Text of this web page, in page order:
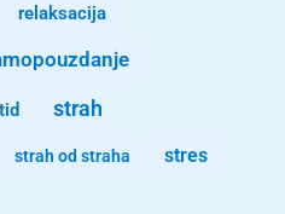
relaksacija
strah
strah od straha stres